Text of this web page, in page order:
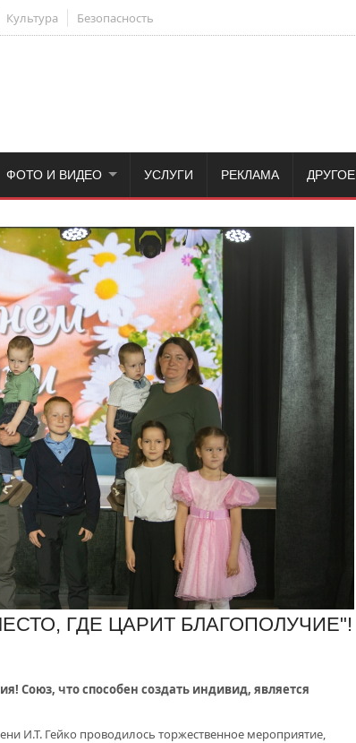
Культура Безопасность
ФОТО И ВИДЕО УСЛУГИ РЕКЛАМА ДРУГОЕ
ГДЕ ЦАРИТ БЛАГОПОЛУЧИЕ"!
Союз, что способен создать индивид, является
И.Т. Гейко проводилось торжественное мероприятие,